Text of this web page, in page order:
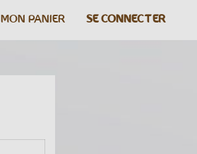
MON PANIER SE CONNECTER